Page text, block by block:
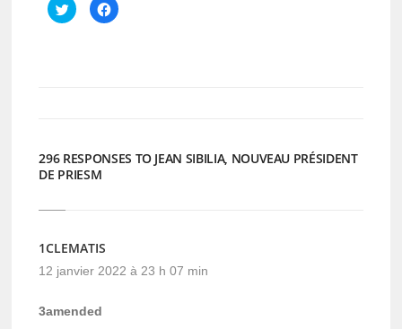
Cliquez
pour
partager
Cliquez
pour
296 RESPONSES TO JEAN SIBILIA, NOUVEAU PRÉSIDENT
DE PRIESM
1CLEMATIS
12 janvier 2022 à 23 h 07 min
3amended